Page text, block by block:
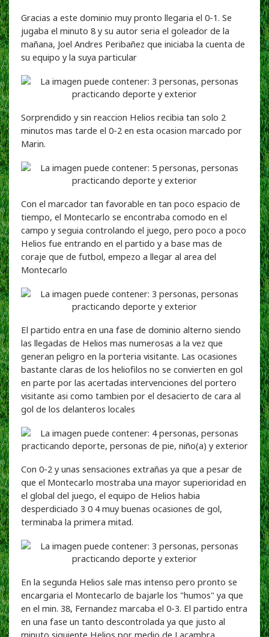
Gracias a este dominio muy pronto llegaria el 0-1. Se
jugaba el minuto 8 y su autor seria el goleador de la
mañana, Joel Andres Peribañez que iniciaba la cuenta de
su equipo y la suya particular
Sorprendido y sin reaccion Helios recibia tan solo 2
minutos mas tarde el 0-2 en esta ocasion marcado por
Marin.
Con el marcador tan favorable en tan poco espacio de
tiempo, el Montecarlo se encontraba comodo en el
campo y seguia controlando el juego, pero poco a poco
Helios fue entrando en el partido y a base mas de
coraje que de futbol, empezo a llegar al area del
Montecarlo
El partido entra en una fase de dominio alterno siendo
las llegadas de Helios mas numerosas a la vez que
generan peligro en la porteria visitante. Las ocasiones
bastante claras de los heliofilos no se convierten en gol
en parte por las acertadas intervenciones del portero
visitante asi como tambien por el desacierto de cara al
gol de los delanteros locales
Con 0-2 y unas sensaciones extrañas ya que a pesar de
que el Montecarlo mostraba una mayor superioridad en
el global del juego, el equipo de Helios habia
desperdiciado 3 0 4 muy buenas ocasiones de gol,
terminaba la primera mitad.
En la segunda Helios sale mas intenso pero pronto se
encargaria el Montecarlo de bajarle los "humos" ya que
en el min. 38, Fernandez marcaba el 0-3. El partido entra
en una fase un tanto descontrolada ya que justo al
minuto siguiente Helios por medio de Lacambra